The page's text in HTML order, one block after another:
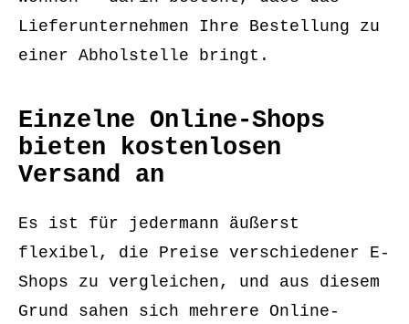
Lieferunternehmen Ihre Bestellung zu
einer Abholstelle bringt.
Einzelne Online-Shops
bieten kostenlosen
Versand an
Es ist für jedermann äußerst
flexibel, die Preise verschiedener E-
Shops zu vergleichen, und aus diesem
Grund sahen sich mehrere Online-